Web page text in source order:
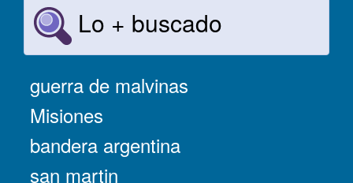
Lo + buscado
guerra de malvinas
Misiones
bandera argentina
san martin